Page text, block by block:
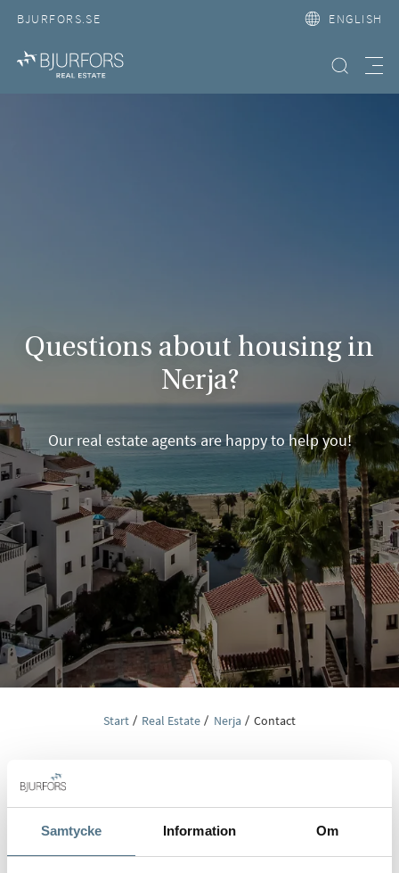
Samtycke Information Om
BJURFORS.SE ENGLISH
Search property
Questions about housing in
Nerja?
Our real estate agents are happy to help you!
Start Real Estate Nerja Contact
I want to be contacted by